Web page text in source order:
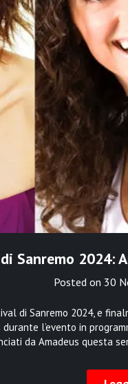
Sanremo 2024:
Posted on 30
di Sanremo 2024, e
l’evento in
da Amadeus questa